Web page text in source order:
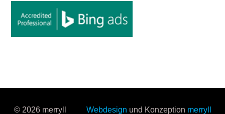
© 2026 merryll Webdesign und Konzeption merryll